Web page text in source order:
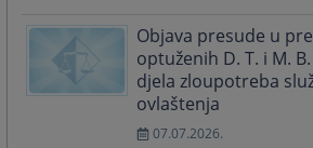
Objava presude u
optuženih D. T. i M.
djela zloupotreba
ovlaštenja
07.07.2026.